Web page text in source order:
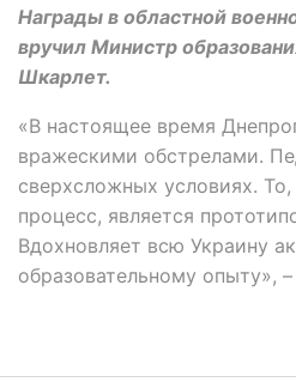
Награды в областной
вручил Министр
Шкарлет.
«В настоящее время
вражескими обстрелами.
сверхсложных условиях.
процесс, является
Вдохновляет всю Украину
образовательному опыту»,